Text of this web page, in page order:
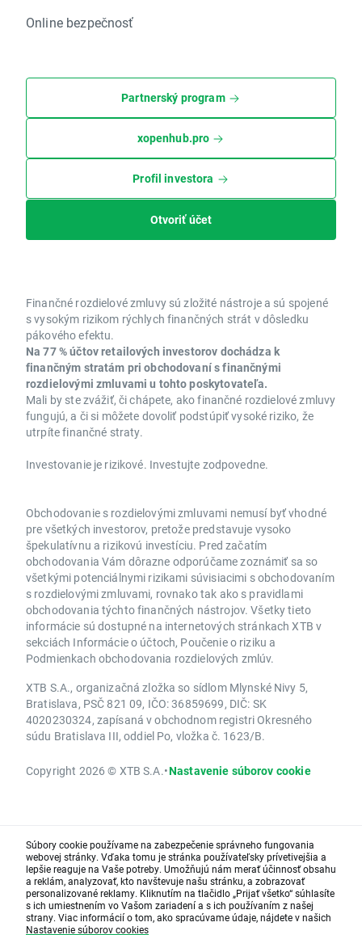
Online bezpečnosť
Partnerský program
xopenhub.pro
Profil investora
Otvoriť účet
Finančné rozdielové zmluvy sú zložité nástroje a sú spojené
s vysokým rizikom rýchlych finančných strát v dôsledku
pákového efektu.
Na 77 % účtov retailových investorov dochádza k
finančným stratám pri obchodovaní s finančnými
rozdielovými zmluvami u tohto poskytovateľa.
Mali by ste zvážiť, či chápete, ako finančné rozdielové zmluvy
fungujú, a či si môžete dovoliť podstúpiť vysoké riziko, že
utrpíte finančné straty.
Investovanie je rizikové. Investujte zodpovedne.
Obchodovanie s rozdielovými zmluvami nemusí byť vhodné
pre všetkých investorov, pretože predstavuje vysoko
špekulatívnu a rizikovú investíciu. Pred začatím
obchodovania Vám dôrazne odporúčame zoznámiť sa so
všetkými potenciálnymi rizikami súvisiacimi s obchodovaním
s rozdielovými zmluvami, rovnako tak ako s pravidlami
obchodovania týchto finančných nástrojov. Všetky tieto
informácie sú dostupné na internetových stránkach XTB v
sekciách Informácie o účtoch, Poučenie o riziku a
Podmienkach obchodovania rozdielových zmlúv.
XTB S.A., organizačná zložka so sídlom Mlynské Nivy 5,
Bratislava, PSČ 821 09, IČO: 36859699, DIČ: SK
4020230324, zapísaná v obchodnom registri Okresného
súdu Bratislava III, oddiel Po, vložka č. 1623/B.
Copyright 2026 © XTB S.A.•Nastavenie súborov cookie
Súbory cookie používame na zabezpečenie správneho fungovania
webovej stránky. Vďaka tomu je stránka používateľsky prívetivejšia a
lepšie reaguje na Vaše potreby. Umožňujú nám merať účinnosť obsahu
a reklám, analyzovať, kto navštevuje našu stránku, a zobrazovať
personalizované reklamy. Kliknutím na tlačidlo „Prijať všetko“ súhlasíte
s ich umiestnením vo Vašom zariadení a s ich používaním z našej
strany. Viac informácií o tom, ako spracúvame údaje, nájdete v našich
Nastavenie súborov cookies